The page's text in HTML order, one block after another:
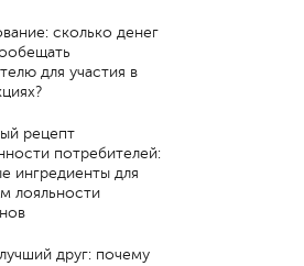
сколько денег
для участия в
рецепт
потребителей:
ингредиенты для
лояльности
друг: почему